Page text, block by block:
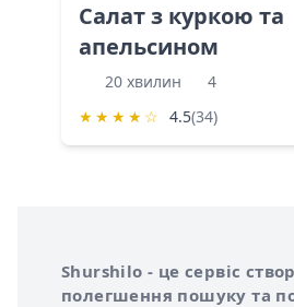
Салат з куркою та
апельсином
20 хвилин
4
★ ★ ★ ★ ☆ 4.5(34)
Про сервіс Shurshilo
Shurshilo - це сервіс
полегшення пошуку та